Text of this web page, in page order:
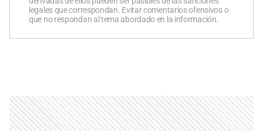
legales que correspondan. Evitar comentarios ofensivos o
que no respondan al tema abordado en la información.